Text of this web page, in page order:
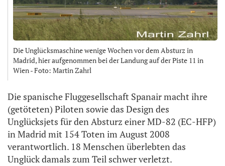
Die Unglücksmaschine wenige Wochen vor dem Absturz in
Madrid, hier aufgenommen bei der Landung auf der Piste 11 in
Wien - Foto: Martin Zahrl
Die spanische Fluggesellschaft Spanair macht ihre
(getöteten) Piloten sowie das Design des
Unglücksjets für den Absturz einer MD-82 (EC-HFP)
in Madrid mit 154 Toten im August 2008
verantwortlich. 18 Menschen überlebten das
Unglück damals zum Teil schwer verletzt.